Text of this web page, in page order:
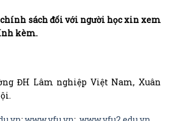
sách đối với người học xin xem
kèm.
ĐH Lâm nghiệp Việt Nam, Xuân